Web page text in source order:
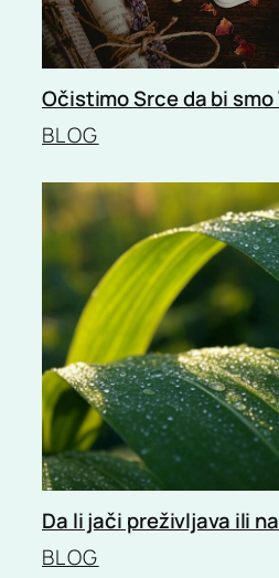
Očistimo Srce da bi smo
BLOG
Da li jači preživljava ili
BLOG